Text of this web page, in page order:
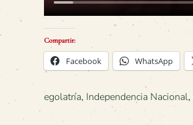
Compartir:
Facebook WhatsApp
egolatría, Independencia Nacional,